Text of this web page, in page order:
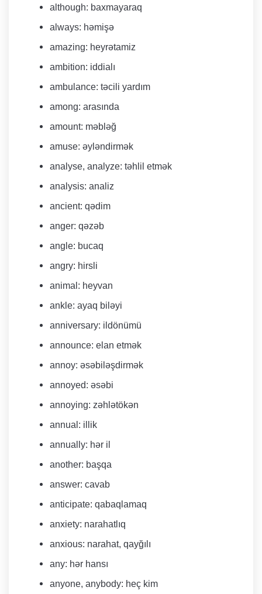
although: baxmayaraq
always: həmişə
​amazing: heyrətamiz
ambition: iddialı
ambulance: təcili yardım
among: arasında
​​​amount: məbləğ
amuse: əyləndirmək
analyse, analyze: təhlil etmək
analysis: analiz
ancient: qədim
anger: qəzəb
angle: bucaq
angry: hirsli
animal: heyvan
ankle: ayaq biləyi
anniversary: ildönümü
​announce: elan etmək
annoy: əsəbiləşdirmək
annoyed: əsəbi
annoying: zəhlətökən
​​annual: illik
annually: hər il
another: başqa
​answer: cavab
anticipate: qabaqlamaq
anxiety: narahatlıq
anxious: narahat, qayğılı
any: hər hansı
anyone, anybody: heç kim